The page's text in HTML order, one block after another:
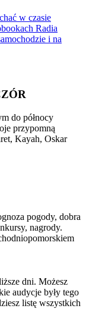
w czasie
Radia
i na
do północy
przypomną
Kayah, Oskar
pogody, dobra
nagrody.
dni. Możesz
audycje były tego
listę wszystkich